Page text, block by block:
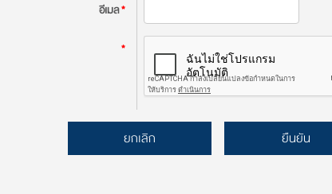
อีเมล*
*
ยกเลิก ยืนยัน